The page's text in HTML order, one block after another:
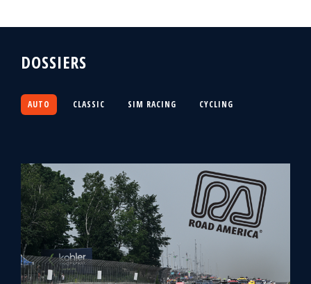
DOSSIERS
AUTO CLASSIC SIM RACING CYCLING